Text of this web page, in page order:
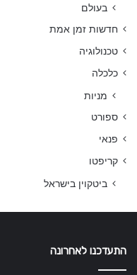
בעולם
חדשות זמן אמת
טכנולוגיה
כלכלה
מניות
ספורט
פנאי
קריפטו
ביטקוין בישראל
התעדכנו לאחרונה